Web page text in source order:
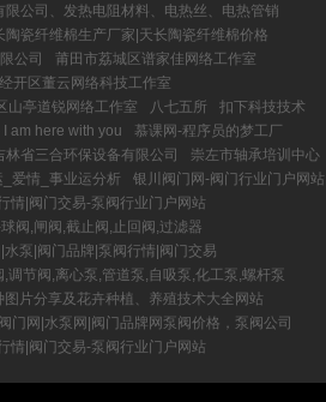
公司、发热电阻材料、电热丝、电热管销
陶瓷纤维棉生产厂家|天长陶瓷纤维棉价格
公司
莆田市荔城区谱家佳网络工作室
开区董云网络科技工作室
山亭道锐网络工作室
八七五所
扣下科技技术
am here with you
慕课网-程序员的梦工厂
林省三合环保设备有限公司
崇左市轴承培训中心
爱情_事业运分析
银川阀门网-阀门行业门户网站
情|阀门交易-泵阀行业门户网站
阀,闸阀,截止阀,止回阀,过滤器
水泵|阀门品牌|泵阀行情|阀门交易
调节阀,离心泵,管道泵,自吸泵,化工泵,螺杆泵
片分享及花卉种植、养殖技术大全网站
门网|水泵网|阀门品牌网泵阀价格，泵阀公司
情|阀门交易-泵阀行业门户网站